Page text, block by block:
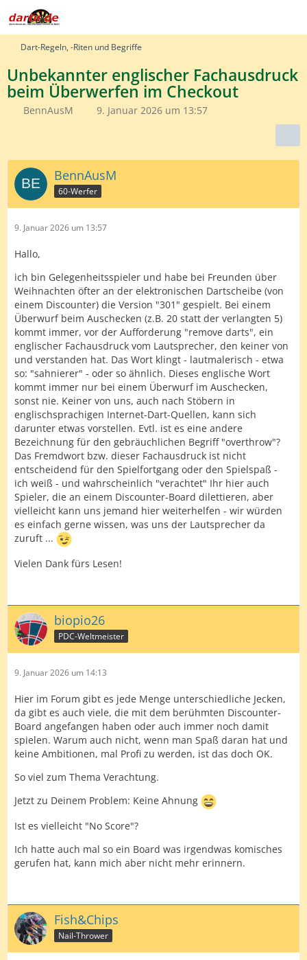
Dart-Regeln, -Riten und Begriffe
Unbekannter englischer Fachausdruck
beim Überwerfen im Checkout
BennAusM 9. Januar 2026 um 13:57
BennAusM
60-Werfer
9. Januar 2026 um 13:57
Hallo,
ich bin Gelegenheitsspieler und habe bei Freunden über
Weihnachten öfter an der elektronischen Dartscheibe (von
einem Discounter) die Version "301" gespielt. Bei einem
Überwurf beim Auschecken (z.B. 20 statt der verlangten 5)
kommt immer, vor der Aufforderung "remove darts", ein
englischer Fachausdruck vom Lautsprecher, den keiner von
und verstanden hat. Das Wort klingt - lautmalerisch - etwa
so: "sahnierer" - oder so ähnlich. Dieses englische Wort
kommt immer nur bei einem Überwurf im Auschecken,
sonst nie. Keiner von uns, auch nach Stöbern in
englischsprachigen Internet-Dart-Quellen, kann sich
darunter etwas vorstellen. Evtl. ist es eine andere
Bezeichnung für den gebräuchlichen Begriff "overthrow"?
Das Fremdwort bzw. dieser Fachausdruck ist nicht
entscheidend für den Spielfortgang oder den Spielspaß -
ich weiß - und wahrscheinlich "verachtet" Ihr hier auch
Spieler, die an einem Discounter-Board dilettieren, aber
vielleicht kann uns jemand hier weiterhelfen - wir würden
es einfach gerne wissen, was uns der Lautsprecher da
zuruft ...
Vielen Dank fürs Lesen!
biopio26
PDC-Weltmeister
9. Januar 2026 um 14:13
Hier im Forum gibt es jede Menge unterschiedliche Jecken,
da gibt es auch viele, die mit dem berühmten Discounter-
Board angefangen haben oder auch immer noch damit
spielen. Warum auch nicht, wenn man Spaß daran hat und
keine Ambitionen, mal Profi zu werden, ist das doch OK.
So viel zum Thema Verachtung.
Jetzt zu Deinem Problem: Keine Ahnung
Ist es vielleicht "No Score"?
Ich hatte auch mal so ein Board was irgendwas komisches
gerufen hat, kann mich aber nicht mehr erinnern.
Fish&Chips
Nail-Thrower